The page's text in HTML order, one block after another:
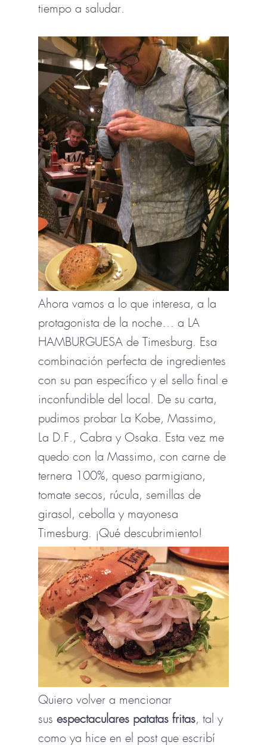
tiempo a saludar.
Ahora vamos a lo que interesa, a la
protagonista de la noche… a LA
HAMBURGUESA de Timesburg. Esa
combinación perfecta de ingredientes
con su pan específico y el sello final e
inconfundible del local. De su carta,
pudimos probar La Kobe, Massimo,
La D.F., Cabra y Osaka. Esta vez me
quedo con la Massimo, con carne de
ternera 100%, queso parmigiano,
tomate secos, rúcula, semillas de
girasol, cebolla y mayonesa
Timesburg. ¡Qué descubrimiento!
Quiero volver a mencionar
sus espectaculares patatas fritas, tal y
como ya hice en el post que escribí